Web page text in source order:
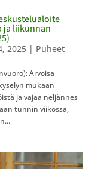
ja liikunnan
2025| Puheet
Arvoisa
mukaan
ja vajaa neljännes
tunnin viikossa,